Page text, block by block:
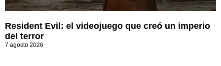
Resident Evil: el videojuego que creó un imperio
del terror
7 agosto 2026